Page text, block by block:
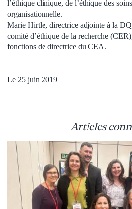
l’éthique clinique, de l’éthique des
organisationnelle.
Marie Hirtle, directrice adjointe à la
comité d’éthique de la recherche
fonctions de directrice du CEA.
Le 25 juin 2019
Articles